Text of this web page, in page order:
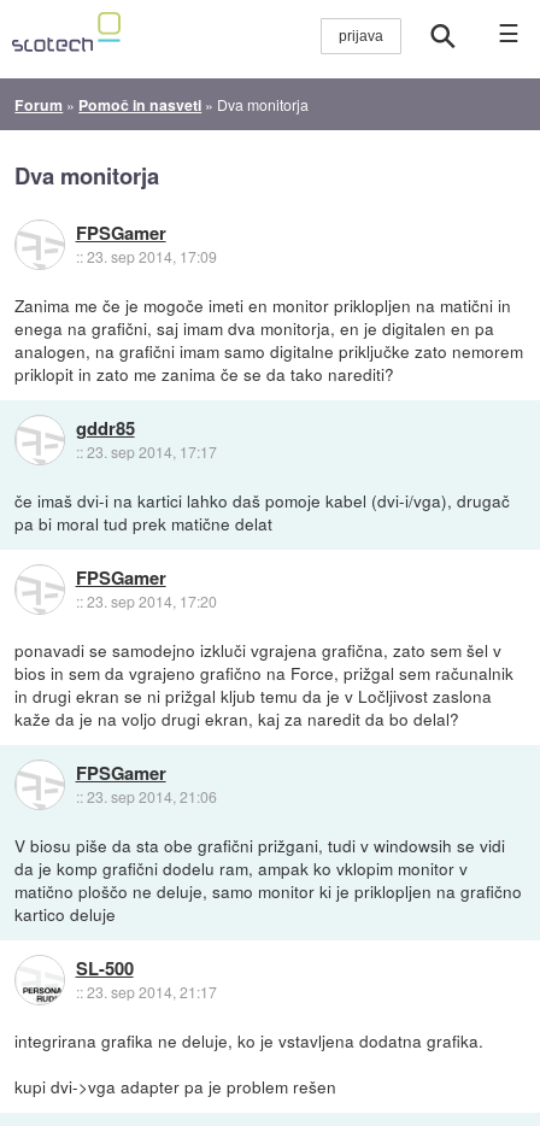
☰
Forum » Pomoč in nasveti » Dva monitorja
Dva monitorja
FPSGamer
::23. sep 2014, 17:09
Zanima me če je mogoče imeti en monitor priklopljen na matični in
enega na grafični, saj imam dva monitorja, en je digitalen en pa
analogen, na grafični imam samo digitalne priključke zato nemorem
priklopit in zato me zanima če se da tako narediti?
gddr85
::23. sep 2014, 17:17
če imaš dvi-i na kartici lahko daš pomoje kabel (dvi-i/vga), drugač
pa bi moral tud prek matične delat
FPSGamer
::23. sep 2014, 17:20
ponavadi se samodejno izkluči vgrajena grafična, zato sem šel v
bios in sem da vgrajeno grafično na Force, prižgal sem računalnik
in drugi ekran se ni prižgal kljub temu da je v Ločljivost zaslona
kaže da je na voljo drugi ekran, kaj za naredit da bo delal?
FPSGamer
::23. sep 2014, 21:06
V biosu piše da sta obe grafični prižgani, tudi v windowsih se vidi
da je komp grafični dodelu ram, ampak ko vklopim monitor v
matično ploščo ne deluje, samo monitor ki je priklopljen na grafično
kartico deluje
SL-500
::23. sep 2014, 21:17
integrirana grafika ne deluje, ko je vstavljena dodatna grafika.
kupi dvi->vga adapter pa je problem rešen